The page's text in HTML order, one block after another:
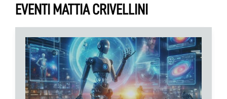
EVENTI MATTIA CRIVELLINI